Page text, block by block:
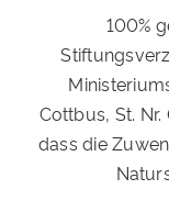
100%
Cottbus, St.
dass die